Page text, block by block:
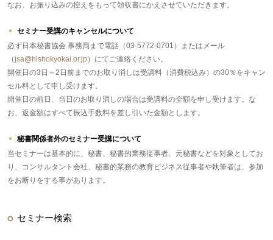
なお、お振り込みの控えをもって領収書にかえさせていただきます。
セミナー受講のキャンセルについて
必ず日本秘書協会 事務局まで電話（03-5772-0701）またはメール
（jsa@hishokyokai.or.jp）にてご連絡ください。
開催日の3日～2日前までのお取り消しは受講料（消費税込み）の30％をキャン
セル料として申し受けます。
開催日の前日、当日のお取り消しの場合は受講料の全額を申し受けます。な
お、返金額はすべて振込手数料を差し引いた金額とします。
秘書関係者外のセミナー受講について
当セミナーは基本的に、秘書、秘書的業務従事者、元秘書などを対象としてお
り、コンサルタント会社、秘書的業務の教育ビジネス従事者や執筆者は、参加
をお断りをする事があります。
セミナー検索